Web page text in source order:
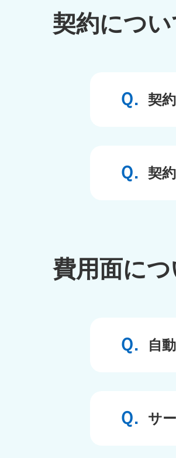
契約につい
契
契
費用面につ
自
サ